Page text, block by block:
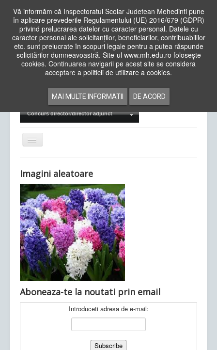
Vă informăm că Inspectoratul Scolar Judetean Mehedinti pune
în aplicare prevederile Regulamentului (UE) 2016/679 (GDPR)
privind prelucrarea datelor cu caracter personal. Datele cu
caracter personal ale solicitanților, beneficiarilor, contribuabililor
etc. sunt prelucrate în scopuri legale pentru a putea răspunde
solicitărilor dumneavoastră. Site-ul www.mh.edu.ro folosește
cookies. Continuarea navigarii pe acest site se considera
acceptare a politicii de utilizare a cookies.
MAI MULTE INFORMATII DE ACORD
Cauta
in
siteAcasa Cadre Didactice
Examene Naționale
Concurs director/director adjunct
Comută
navigarea
Ultimele articole: Vi, 04.11.2022 -
Județean Mehedinți
Imagini aleatoare
Aboneaza-te la noutati prin email
Introduceti adresa de e-mail: